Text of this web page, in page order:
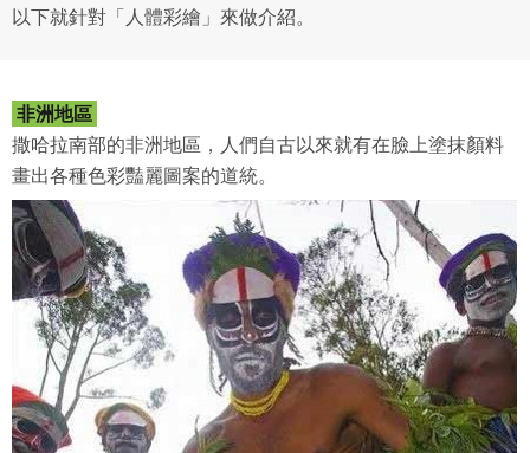
以下就針對「人體彩繪」來做介紹。
非洲地區
撒哈拉南部的非洲地區，人們自古以來就有在臉上塗抹顏料
畫出各種色彩豔麗圖案的道統。